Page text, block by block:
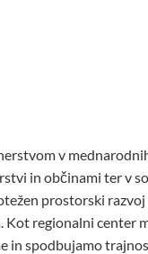
v
in občinami ter v
prostorski
Kot regionalni center
in spodbujamo